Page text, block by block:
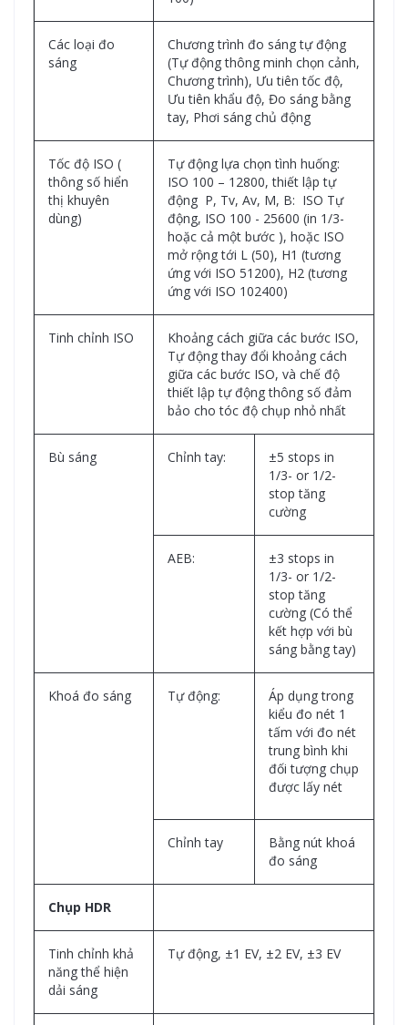
Các loại đo
sáng
Chương trình đo sáng tự động
(Tự động thông minh chọn cảnh,
Chương trình), Ưu tiên tốc độ,
Ưu tiên khẩu độ, Đo sáng bằng
tay, Phơi sáng chủ động
Tốc độ ISO (
thông số hiển
thị khuyên
dùng)
Tự động lựa chọn tình huống:
ISO 100 – 12800, thiết lập tự
động P, Tv, Av, M, B: ISO Tự
động, ISO 100 - 25600 (in 1/3-
hoặc cả một bước ), hoặc ISO
mở rộng tới L (50), H1 (tương
ứng với ISO 51200), H2 (tương
ứng với ISO 102400)
Tinh chỉnh ISO
Khoảng cách giữa các bước ISO,
Tự động thay đổi khoảng cách
giữa các bước ISO, và chế độ
thiết lập tự động thông số đảm
bảo cho tóc độ chụp nhỏ nhất
Bù sáng Chỉnh tay:
±5 stops in
1/3- or 1/2-
stop tăng
cường
AEB:
±3 stops in
1/3- or 1/2-
stop tăng
cường (Có thể
kết hợp với bù
sáng bằng tay)
Khoá đo sáng Tự động:
Áp dụng trong
kiểu đo nét 1
tấm với đo nét
trung bình khi
đối tượng chụp
được lấy nét
Chỉnh tay
Bằng nút khoá
đo sáng
Chụp HDR
Tinh chỉnh khả
năng thể hiện
dải sáng
Tự động, ±1 EV, ±2 EV, ±3 EV